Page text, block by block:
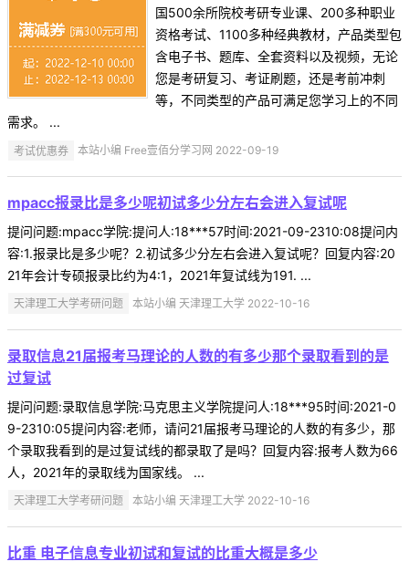
国500余所院校考研专业课、200多种职业
资格考试、1100多种经典教材，产品类型包
含电子书、题库、全套资料以及视频，无论
您是考研复习、考证刷题，还是考前冲刺
等，不同类型的产品可满足您学习上的不同
需求。 ...
考试优惠券 本站小编 Free壹佰分学习网 2022-09-19
mpacc报录比是多少呢初试多少分左右会进入复试呢
提问问题:mpacc学院:提问人:18***57时间:2021-09-2310:08提问内
容:1.报录比是多少呢？2.初试多少分左右会进入复试呢？回复内容:20
21年会计专硕报录比约为4:1，2021年复试线为191. ...
天津理工大学考研问题 本站小编 天津理工大学 2022-10-16
录取信息21届报考马理论的人数的有多少那个录取看到的是
过复试
提问问题:录取信息学院:马克思主义学院提问人:18***95时间:2021-0
9-2310:05提问内容:老师，请问21届报考马理论的人数的有多少，那
个录取我看到的是过复试线的都录取了是吗？回复内容:报考人数为66
人，2021年的录取线为国家线。 ...
天津理工大学考研问题 本站小编 天津理工大学 2022-10-16
比重 电子信息专业初试和复试的比重大概是多少